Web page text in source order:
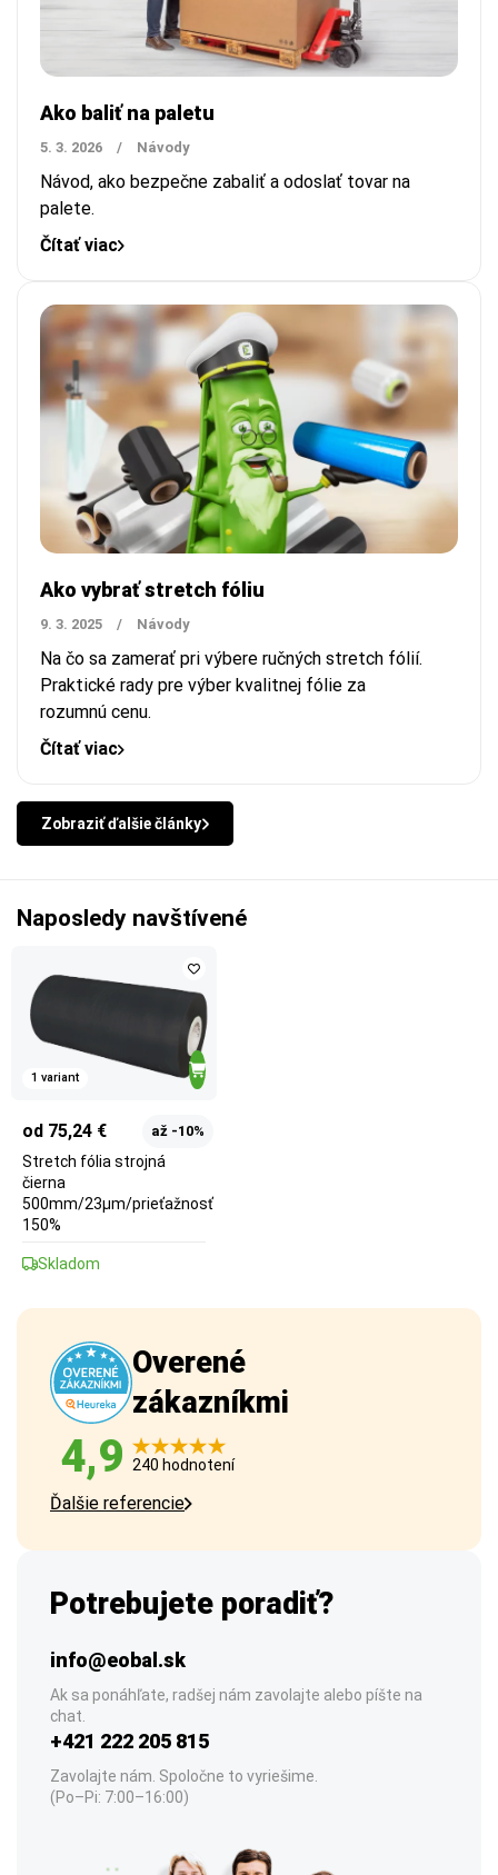
Ako baliť na paletu
5. 3. 2026 / Návody
Návod, ako bezpečne zabaliť a odoslať tovar na
palete.
Čítať viac
Ako vybrať stretch fóliu
9. 3. 2025 / Návody
Na čo sa zamerať pri výbere ručných stretch fólií.
Praktické rady pre výber kvalitnej fólie za
rozumnú cenu.
Čítať viac
Zobraziť ďalšie články
Naposledy navštívené
1 variant
od 75,24 € až -10%
Stretch fólia strojná
čierna
500mm/23µm/prieťažnosť
150%
Skladom
Overené
zákazníkmi
4,9 240 hodnotení
Ďalšie referencie
Potrebujete poradiť?
info@eobal.sk
Ak sa ponáhľate, radšej nám zavolajte alebo píšte na
chat.
+421 222 205 815
Zavolajte nám. Spoločne to vyriešime.
(Po–Pi: 7:00–16:00)